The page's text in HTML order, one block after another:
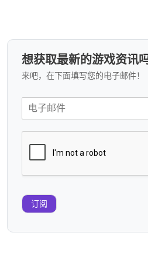
想获取最新的游戏资讯吗
来吧，在下面填写您的电子邮件！
订阅